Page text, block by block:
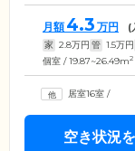
月額 4.3 万円 (
家 2.8万円 管 1.5万円
個室 / 19.87~26.49m2
居室16室 /
空き状況